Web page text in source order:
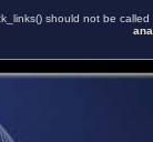
should not be